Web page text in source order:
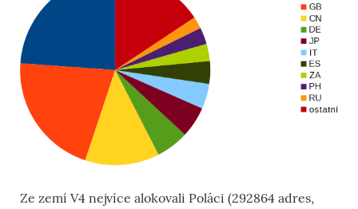
Ze zemí V4 nejvíce alokovali Poláci (292864 adres,